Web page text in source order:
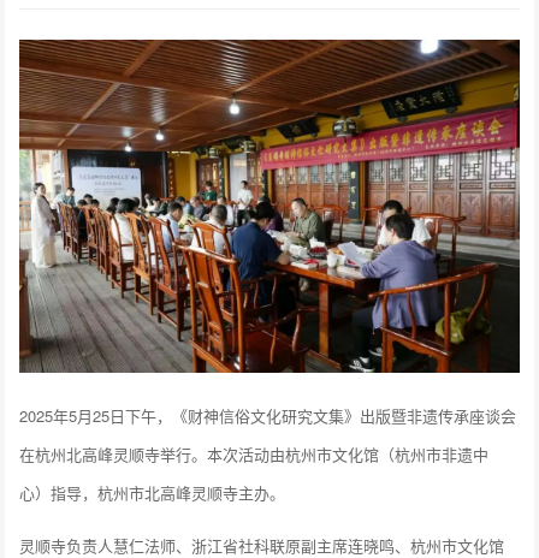
2025年5月25日下午，《财神信俗文化研究文集》出版暨非遗传承座谈会
在杭州北高峰灵顺寺举行。本次活动由杭州市文化馆（杭州市非遗中
心）指导，杭州市北高峰灵顺寺主办。
灵顺寺负责人慧仁法师、浙江省社科联原副主席连晓鸣、杭州市文化馆